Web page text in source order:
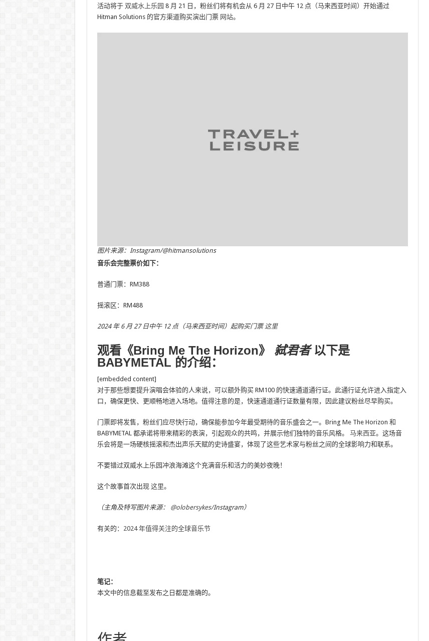
活动将于 双威水上乐园 8 月 21 日，粉丝们将有机会从 6 月 27 日中午 12 点（马来西亚时间）开始通过
Hitman Solutions 的官方渠道购买演出门票 网站。
图片来源：Instagram/@hitmansolutions
音乐会完整票价如下：
普通门票：RM388
摇滚区：RM488
2024 年 6 月 27 日中午 12 点（马来西亚时间）起购买门票 这里
观看《Bring Me The Horizo​​n》 弑君者以下是
BABYMETAL 的介绍：
[embedded content]
对于那些想要提升演唱会体验的人来说，可以额外购买 RM100 的快速通道通行证。此通行证允许进入指定入
口，确保更快、更顺畅地进入场地。值得注意的是，快速通道通行证数量有限，因此建议粉丝尽早购买。
门票即将发售，粉丝们应尽快行动，确保能参加今年最受期待的音乐盛会之一。Bring Me The Horizo​​n 和
BABYMETAL 都承诺将带来精彩的表演，引起观众的共鸣，并展示他们独特的音乐风格。 马来西亚。这场音
乐会将是一场硬核摇滚和杰出声乐天赋的史诗盛宴，体现了这些艺术家与粉丝之间的全球影响力和联系。
不要错过双威水上乐园冲浪海滩这个充满音乐和活力的美妙夜晚！
这个故事首次出现 这里。
（主角及特写图片来源： @olobersykes/Instagram）
有关的： 2024 年值得关注的全球音乐节
笔记：
本文中的信息截至发布之日都是准确的。